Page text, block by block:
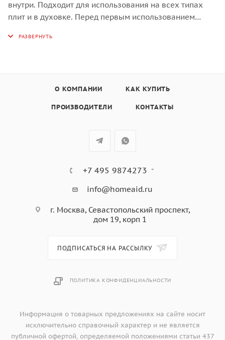
внутри. Подходит для использования на всех типах
плит и в духовке. Перед первым использованием
мыльным средством и высушить, затем нанести
применения абразивных веществ и металлических
При падении на твердую поверхность посуда может
принадлежности могут повредить посуду. Избегать
Чтобы не обжечься, пользуйтесь прихватками.
О КОМПАНИИ КАК КУПИТЬ
ПРОИЗВОДИТЕЛИ КОНТАКТЫ
+7 495 9874273
info@homeaid.ru
г. Москва, Севастопольский проспект,
дом 19, корп 1
ПОДПИСАТЬСЯ НА РАССЫЛКУ
ПОЛИТИКА КОНФИДЕНЦИАЛЬНОСТИ
Информация о товарных предложениях на сайте носит
исключительно справочный характер и не является
публичной офертой, определяемой положениями статьи 437